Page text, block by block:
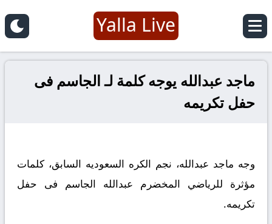
Yalla Live
ماجد عبدالله يوجه كلمة لـ الجاسم فى
حفل تكريمه
وجه ماجد عبدالله، نجم الكره السعوديه السابق، كلمات
مؤثرة للرياضي المخضرم عبدالله الجاسم فى حفل
تكريمه.